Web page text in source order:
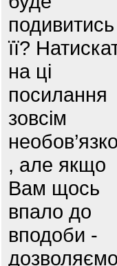
подивитись
її?
на ці
посилання
зовсім
, але якщо
Вам щось
впало до
вподоби -